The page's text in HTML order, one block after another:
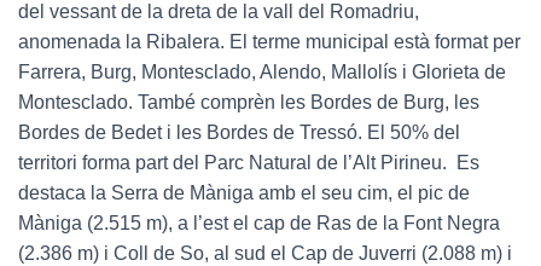
del vessant de la dreta de la vall del Romadriu,
anomenada la Ribalera. El terme municipal està format per
Farrera, Burg, Montesclado, Alendo, Mallolís i Glorieta de
Montesclado. També comprèn les Bordes de Burg, les
Bordes de Bedet i les Bordes de Tressó. El 50% del
territori forma part del Parc Natural de l’Alt Pirineu. Es
destaca la Serra de Màniga amb el seu cim, el pic de
Màniga (2.515 m), a l’est el cap de Ras de la Font Negra
(2.386 m) i Coll de So, al sud el Cap de Juverri (2.088 m) i